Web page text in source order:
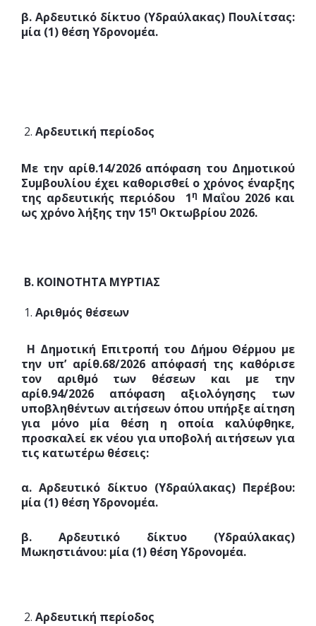
β. Αρδευτικό δίκτυο (Υδραύλακας) Πουλίτσας:
μία (1) θέση Υδρονομέα.
Αρδευτική περίοδος
Με την αρίθ.14/2026 απόφαση του Δημοτικού
Συμβουλίου έχει καθορισθεί ο χρόνος έναρξης
της αρδευτικής περιόδου 1η Μαΐου 2026 και
ως χρόνο λήξης την 15η Οκτωβρίου 2026.
Β. ΚΟΙΝΟΤΗΤΑ ΜΥΡΤΙΑΣ
Αριθμός θέσεων
Η Δημοτική Επιτροπή του Δήμου Θέρμου με
την υπ’ αρίθ.68/2026 απόφασή της καθόρισε
τον αριθμό των θέσεων και με την
αρίθ.94/2026 απόφαση αξιολόγησης των
υποβληθέντων αιτήσεων όπου υπήρξε αίτηση
για μόνο μία θέση η οποία καλύφθηκε,
προσκαλεί εκ νέου για υποβολή αιτήσεων για
τις κατωτέρω θέσεις:
α. Αρδευτικό δίκτυο (Υδραύλακας) Περέβου:
μία (1) θέση Υδρονομέα.
β. Αρδευτικό δίκτυο (Υδραύλακας)
Μωκηστιάνου: μία (1) θέση Υδρονομέα.
Αρδευτική περίοδος